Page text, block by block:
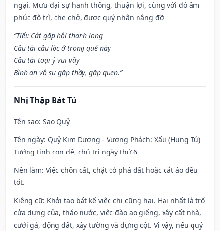
ngại. Mưu đại sự hanh thông, thuận lợi, cùng với đó âm
phúc độ trì, che chở, được quý nhân nâng đỡ.
“Tiểu Cát gặp hội thanh long
Cầu tài cầu lộc ở trong quẻ này
Cầu tài toại ý vui vầy
Bình an vô sự gặp thầy, gặp quen.”
Nhị Thập Bát Tú
Tên sao: Sao Quỷ
Tên ngày: Quỷ Kim Dương - Vương Phách: Xấu (Hung Tú)
Tướng tinh con dê, chủ trị ngày thứ 6.
Nên làm: Việc chôn cất, chặt cỏ phá đất hoặc cắt áo đều
tốt.
Kiêng cữ: Khởi tạo bất kể việc chi cũng hại. Hại nhất là trổ
cửa dựng cửa, tháo nước, việc đào ao giếng, xây cất nhà,
cưới gả, động đất, xây tường và dựng cột. Vì vậy, nếu quý